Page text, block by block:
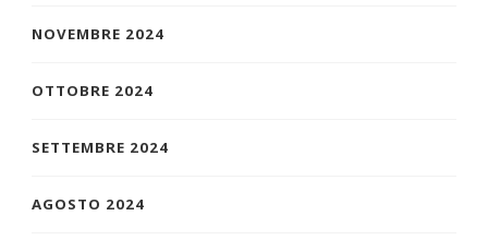
NOVEMBRE 2024
OTTOBRE 2024
SETTEMBRE 2024
AGOSTO 2024